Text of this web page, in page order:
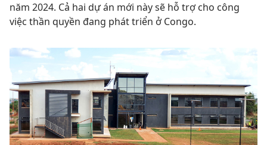
năm 2024. Cả hai dự án mới này sẽ hỗ trợ cho công
việc thần quyền đang phát triển ở Congo.